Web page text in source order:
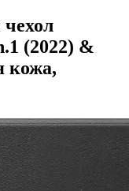
(2022) &
кожа,